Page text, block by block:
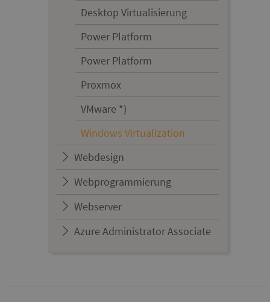
Desktop Virtualisierung
Power Platform
Power Platform
Proxmox
VMware *)
Windows Virtualization
Webdesign
Webprogrammierung
Webserver
Azure Administrator Associate